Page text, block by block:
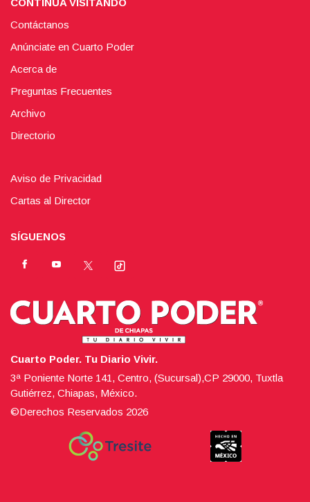
CONTINÚA VISITANDO
Contáctanos
Anúnciate en Cuarto Poder
Acerca de
Preguntas Frecuentes
Archivo
Directorio
Aviso de Privacidad
Cartas al Director
SÍGUENOS
Cuarto Poder. Tu Diario Vivir.
3ª Poniente Norte 141, Centro, (Sucursal),CP 29000, Tuxtla
Gutiérrez, Chiapas, México.
©Derechos Reservados 2026